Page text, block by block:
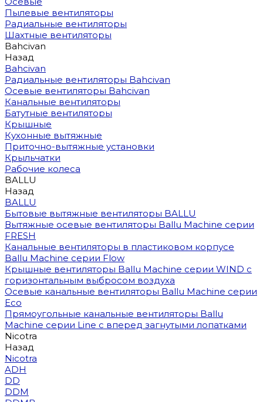
Пылевые вентиляторы
Радиальные вентиляторы
Шахтные вентиляторы
Bahcivan
Назад
Bahcivan
Радиальные вентиляторы Bahcivan
Осевые вентиляторы Bahcivan
Канальные вентиляторы
Батутные вентиляторы
Крышные
Кухонные вытяжные
Приточно-вытяжные установки
Крыльчатки
Рабочие колеса
BALLU
Назад
BALLU
Бытовые вытяжные вентиляторы BALLU
Вытяжные осевые вентиляторы Ballu Machine серии
FRESH
Канальные вентиляторы в пластиковом корпусе
Ballu Machine серии Flow
Крышные вентиляторы Ballu Machine серии WIND с
горизонтальным выбросом воздуха
Осевые канальные вентиляторы Ballu Machine серии
Eco
Прямоугольные канальные вентиляторы Ballu
Machine серии Line с вперед загнутыми лопатками
Nicotra
Назад
Nicotra
ADH
DD
DDM